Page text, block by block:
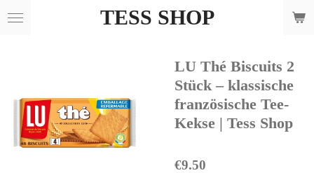
Skip
TESS SHOP
LU Thé Biscuits 2
Stück – klassische
französische Tee-
Kekse | Tess Shop
€9.50